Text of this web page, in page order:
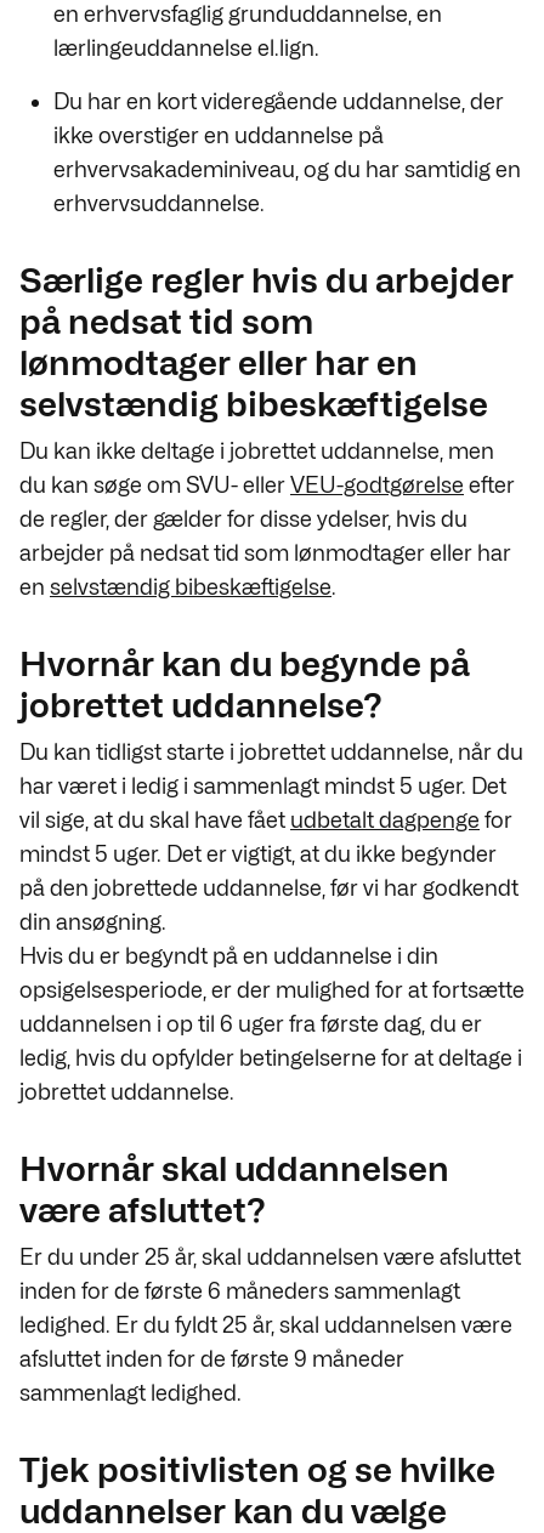
en erhvervsfaglig grunduddannelse, en
lærlingeuddannelse el.lign.
Du har en kort videregående uddannelse, der
ikke overstiger en uddannelse på
erhvervsakademiniveau, og du har samtidig en
erhvervsuddannelse.
Særlige regler hvis du arbejder
på nedsat tid som
lønmodtager eller har en
selvstændig bibeskæftigelse
Du kan ikke deltage i jobrettet uddannelse, men
du kan søge om SVU- ellerVEU-godtgørelse efter
de regler, der gælder for disse ydelser, hvis du
arbejder på nedsat tid som lønmodtager eller har
en selvstændig bibeskæftigelse.
Hvornår kan du begynde på
jobrettet uddannelse?
Du kan tidligst starte i jobrettet uddannelse, når du
har været i ledig i sammenlagt mindst 5 uger. Det
vil sige, at du skal have fået udbetalt dagpenge for
mindst 5 uger. Det er vigtigt, at du ikke begynder
på den jobrettede uddannelse, før vi har godkendt
din ansøgning.
Hvis du er begyndt på en uddannelse i din
opsigelsesperiode, er der mulighed for at fortsætte
uddannelsen i op til 6 uger fra første dag, du er
ledig, hvis du opfylder betingelserne for at deltage i
jobrettet uddannelse.
Hvornår skal uddannelsen
være afsluttet?
Er du under 25 år, skal uddannelsen være afsluttet
inden for de første 6 måneders sammenlagt
ledighed. Er du fyldt 25 år, skal uddannelsen være
afsluttet inden for de første 9 måneder
sammenlagt ledighed.
Tjek positivlisten og se hvilke
uddannelser kan du vælge